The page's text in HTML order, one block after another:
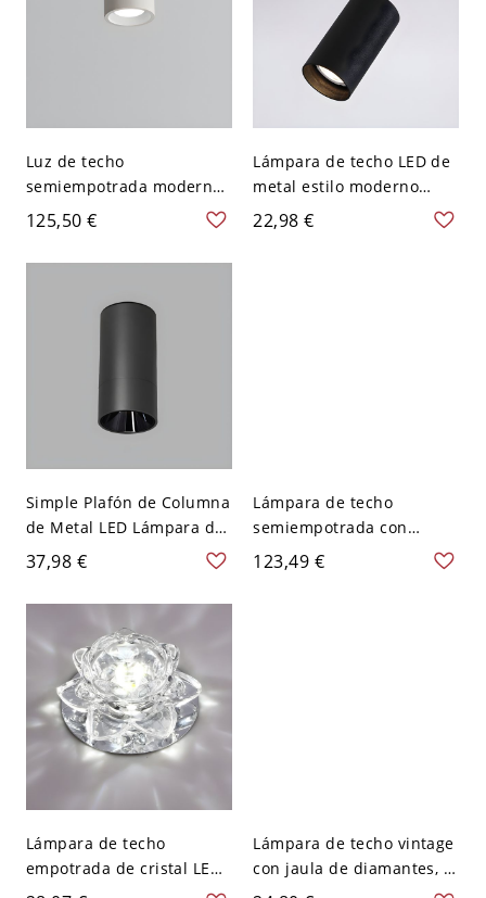
Luz de techo
semiempotrada moderna
de cilindro de piedra con
pantalla de piedra hacia
abajo - Blanco 110 A 120 V
125,50 €
Lámpara de techo LED de
metal estilo moderno
montada en el techo
cilíndrico - Negro 110 A
22,98 €
Simple Plafón de Columna
de Metal LED Lámpara de
Techo para Corredor -
Negro 110 A 120 V Luz
cálida
37,98 €
Lámpara de techo
semiempotrada con
acabado dorado
postmoderno para sala de
123,49 €
Lámpara de techo
empotrada de cristal LED
Lotus Modernista en claro
Lámpara de techo vintage
con jaula de diamantes, 1
cabeza, montaje semi